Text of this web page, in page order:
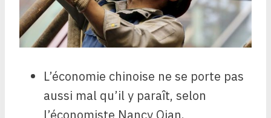
L’économie chinoise ne se porte pas
aussi mal qu’il y paraît, selon